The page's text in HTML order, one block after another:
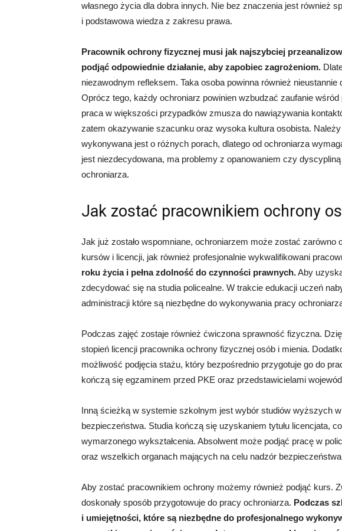
własnego życia dla dobra innych. Nie bez znaczenia jest również
i podstawowa wiedza z zakresu prawa.
Pracownik ochrony fizycznej musi jak najszybciej
podjąć odpowiednie działanie, aby zapobiec zagrożeniom.
niezawodnym refleksem. Taka osoba powinna również
Oprócz tego, każdy ochroniarz powinien wzbudzać zaufanie wśród
praca w większości przypadków zmusza do nawiązywania
zatem okazywanie szacunku oraz wysoka kultura osobista.
wykonywana jest o różnych porach, dlatego od ochroniarza
jest niezdecydowana, ma problemy z opanowaniem czy
ochroniarza.
Jak zostać pracownikiem ochrony
Jak już zostało wspomniane, ochroniarzem może zostać zarówno
kursów i licencji, jak również profesjonalnie wykwalifikowani
roku życia i pełna zdolność do czynności prawnych.Aby
zdecydować się na studia policealne. W trakcie edukacji uczeń
administracji które są niezbędne do wykonywania pracy
Podczas zajęć zostaje również ćwiczona sprawność fizyczna.
stopień licencji pracownika ochrony fizycznej osób i mienia.
możliwość podjęcia stażu, który bezpośrednio przygotuje go do
kończą się egzaminem przed PKE oraz przedstawicielami
Inną ścieżką w systemie szkolnym jest wybór studiów wyższych
bezpieczeństwa. Studia kończą się uzyskaniem tytułu licencjata,
wymarzonego wykształcenia. Absolwent może podjąć pracę w
oraz wszelkich organach mających na celu nadzór
Aby zostać pracownikiem ochrony możemy również podjąć kurs.
doskonały sposób przygotowuje do pracy ochroniarza. Podczas
i umiejętności, które są niezbędne do profesjonalnego